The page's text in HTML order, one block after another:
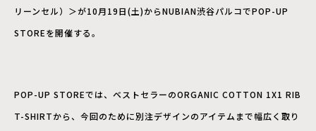
リーンセル）＞が10月19日(土)からNUBIAN渋谷パルコでPOP-UP
STOREを開催する。
POP-UP STOREでは、ベストセラーのORGANIC COTTON 1X1 RIB
T-SHIRTから、今回のために別注デザインのアイテムまで幅広く取り